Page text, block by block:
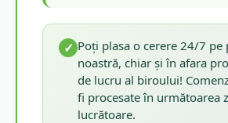
✓ Poți plasa o cerere 24/7
noastră, chiar și în afara
de lucru al biroului!
fi procesate în următoarea
lucrătoare.